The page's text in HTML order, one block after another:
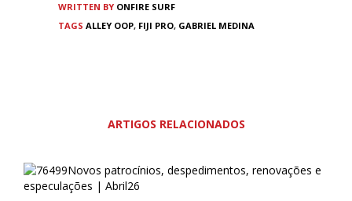
WRITTEN BY ONFIRE SURF
TAGS ALLEY OOP, FIJI PRO, GABRIEL MEDINA
ARTIGOS RELACIONADOS